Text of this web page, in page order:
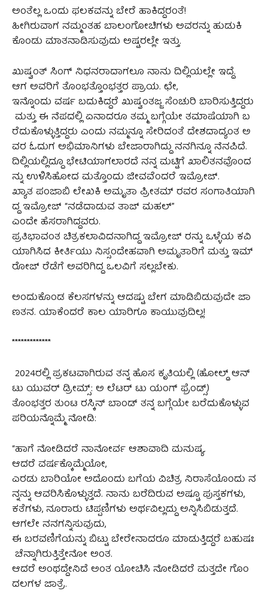
ಅಂತೆಲ್ಲ ಒಂದು ಫಲಕವನ್ನು ಬೇರೆ ಹಾಕಿದ್ದರಂತೆ!
ಹೀಗಿರುವಾಗ ನಮ್ಮಂತಹ ಬಾಲಂಗೋಚಿಗಳು ಅವರನ್ನು ಹುಡುಕಿ
ಕೊಂಡು ಮಾತನಾಡಿಸುವುದು ಅಷ್ಟರಲ್ಲೇ ಇತ್ತು.
ಖುಷ್ವಂತ್ ಸಿಂಗ್ ನಿಧನರಾದಾಗಲೂ ನಾನು ದಿಲ್ಲಿಯಲ್ಲೇ ಇದ್ದೆ.
ಆಗ ಅವರಿಗೆ ತೊಂಭತ್ತೊಂಭತ್ತರ ಪ್ರಾಯ. ಛೇ,
ಇನ್ನೊಂದು ವರ್ಷ ಬದುಕಿದ್ದರೆ ಖುಷ್ವಂತಜ್ಜ ಸೆಂಚುರಿ ಬಾರಿಸುತ್ತಿದ್ದರು
ಮತ್ತು ಈ ನೆಪದಲ್ಲಿ ಏನಾದರೂ ತಮ್ಮ ಬಗ್ಗೆಯೇ ತಮಾಷೆಯಾಗಿ ಬ
ರೆದುಕೊಳ್ಳುತ್ತಿದ್ದರು ಎಂದು ನಮ್ಮನ್ನೂ ಸೇರಿದಂತೆ ದೇಶದಾದ್ಯಂತ ಅ
ವರ ಓದುಗ ಅಭಿಮಾನಿಗಳು ಬೇಜಾರಾಗಿದ್ದು ನನಗಿನ್ನೂ ನೆನಪಿದೆ.
ದಿಲ್ಲಿಯಲ್ಲಿದ್ದೂ ಭೇಟಿಯಾಗಲಾರದೆ ನನ್ನ ಮಟ್ಟಿಗೆ ಖಾಲಿತನವೊಂದ
ನ್ನು ಉಳಿಸಿಹೋದ ಮತ್ತೊಂದು ಜೀವವೆಂದರೆ ಇಮ್ರೋಜ್.
ಖ್ಯಾತ ಪಂಜಾಬಿ ಲೇಖಕಿ ಅಮೃತಾ ಪ್ರೀತಮ್ ರವರ ಸಂಗಾತಿಯಾಗಿ
ದ್ದ ಇಮ್ರೋಜ್ “ನಡೆದಾಡುವ ತಾಜ್ ಮಹಲ್”
ಎಂದೇ ಹೆಸರಾಗಿದ್ದವರು.
ಪ್ರತಿಭಾವಂತ ಚಿತ್ರಕಲಾವಿದನಾಗಿದ್ದ ಇಮ್ರೋಜ್ ರನ್ನು ಒಳ್ಳೆಯ ಕವಿ
ಯಾಗಿಸಿದ ಕೀರ್ತಿಯು ನಿಸ್ಸಂದೇಹವಾಗಿ ಅಮೃತಾರಿಗೆ ಮತ್ತು ಇಮ್
ರೋಜ್ ರೆಡೆಗೆ ಅವರಿಗಿದ್ದ ಒಲವಿಗೆ ಸಲ್ಲಬೇಕು.
ಅಂದುಕೊಂಡ ಕೆಲಸಗಳನ್ನು ಆದಷ್ಟು ಬೇಗ ಮಾಡಿಬಿಡುವುದೇ ಜಾ
ಣತನ. ಯಾಕೆಂದರೆ ಕಾಲ ಯಾರಿಗೂ ಕಾಯುವುದಿಲ್ಲ!
*************
2024ರಲ್ಲಿ ಪ್ರಕಟವಾಗಿರುವ ತನ್ನ ಹೊಸ ಕೃತಿಯಲ್ಲಿ (ಹೋಲ್ಡ್ ಆನ್
ಟು ಯುವರ್ ಡ್ರೀಮ್ಸ್: ಅ ಲೆಟರ್ ಟು ಯಂಗ್ ಫ್ರೆಂಡ್ಸ್)
ತೊಂಭತ್ತರ ತುಂಟ ರಸ್ಕಿನ್ ಬಾಂಡ್ ತನ್ನ ಬಗ್ಗೆಯೇ ಬರೆದುಕೊಳ್ಳುವ
ಪರಿಯನ್ನೊಮ್ಮೆ ನೋಡಿ:
“ಹಾಗೆ ನೋಡಿದರೆ ನಾನೋರ್ವ ಆಶಾವಾದಿ ಮನುಷ್ಯ.
ಆದರೆ ವರ್ಷಕ್ಕೊಮ್ಮೆಯೋ,
ಎರಡು ಬಾರಿಯೋ ಅದೊಂದು ಬಗೆಯ ವಿಚಿತ್ರ ನಿರಾಸೆಯೊಂದು ನ
ನ್ನನ್ನು ಆವರಿಸಿಕೊಳ್ಳುತ್ತದೆ. ನಾನು ಬರೆದಿರುವ ಅಷ್ಟೂ ಪುಸ್ತಕಗಳು,
ಕತೆಗಳು, ನೂರಾರು ಟಿಪ್ಪಣಿಗಳು ಅರ್ಥವಿಲ್ಲದ್ದು ಅನ್ನಿಸಿಬಿಡುತ್ತದೆ.
ಆಗಲೇ ನನಗನ್ನಿಸುವುದು,
ಈ ಬರವಣಿಗೆಯನ್ನು ಬಿಟ್ಟು ಬೇರೇನಾದರೂ ಮಾಡುತ್ತಿದ್ದರೆ ಬಹುಷಃ
ಚೆನ್ನಾಗಿರುತ್ತಿತ್ತೇನೋ ಅಂತ.
ಆದರೆ ಅಂಥದ್ದೇನಿದೆ ಅಂತ ಯೋಚಿಸಿ ನೋಡಿದರೆ ಮತ್ತದೇ ಗೊಂ
ದಲಗಳ ಜಾತ್ರೆ.